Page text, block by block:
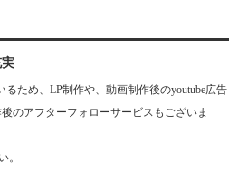
るため、LP制作や、動画制作後のyoutube広告
のアフターフォローサービスもございま
。